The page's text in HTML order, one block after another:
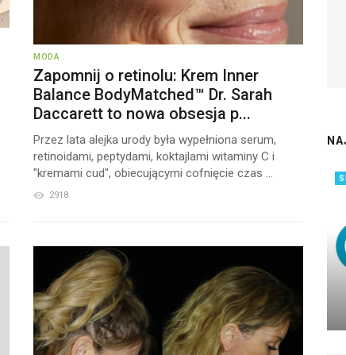
MODA
Zapomnij o retinolu: Krem Inner
Balance BodyMatched™ Dr. Sarah
Daccarett to nowa obsesja p...
Przez lata alejka urody była wypełniona serum,
retinoidami, peptydami, koktajlami witaminy C i
"kremami cud", obiecującymi cofnięcie czas ...
2918